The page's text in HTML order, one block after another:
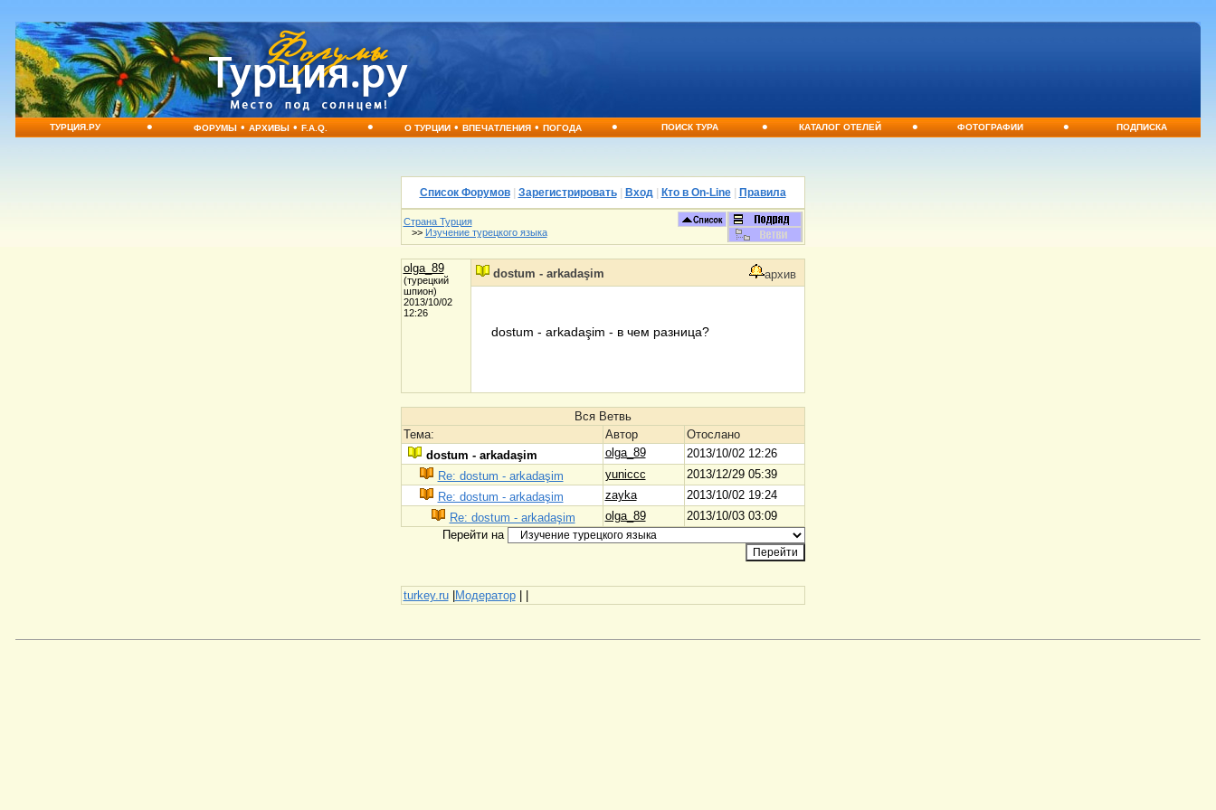
ТУРЦИЯ.РУ • ФОРУМЫ•АРХИВЫ•F.A.Q. • О ТУРЦИИ•ВПЕЧАТЛЕНИЯ•ПОГОДА • ПОИСК ТУРА • КАТАЛОГ ОТЕЛЕЙ • ФОТОГРАФИИ • ПОДПИСКА
Список Форумов| Зарегистрировать| Вход| Кто в On-Line| Правила
Страна Турция
>> Изучение турецкого языка
olga_89
(турецкий
шпион)
2013/10/02
12:26
dostum - arkadaşim архив
dostum - arkadaşim - в чем разница?
Вся Ветвь
Тема:
Автор
Отослано
dostum - arkadaşim
olga_89
2013/10/02 12:26
Re: dostum - arkadaşim
yuniccc
2013/12/29 05:39
Re: dostum - arkadaşim
zayka
2013/10/02 19:24
Re: dostum - arkadaşim
olga_89
2013/10/03 03:09
Перейти на
turkey.ru|Модератор| |